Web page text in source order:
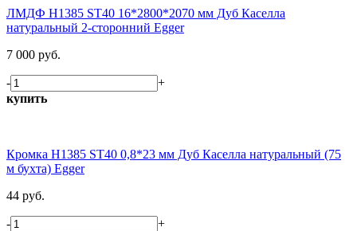
ЛМДФ H1385 ST40 16*2800*2070 мм Дуб Каселла
натуральный 2-сторонний Egger
7 000 руб.
-
+
купить
Кромка H1385 ST40 0,8*23 мм Дуб Каселла натуральный (75
м бухта) Egger
44 руб.
-
+